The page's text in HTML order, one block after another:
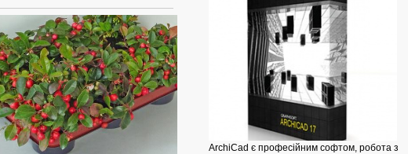
ArchiCad є професійним софтом, робота з